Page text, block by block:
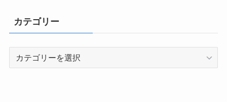
カテゴリー